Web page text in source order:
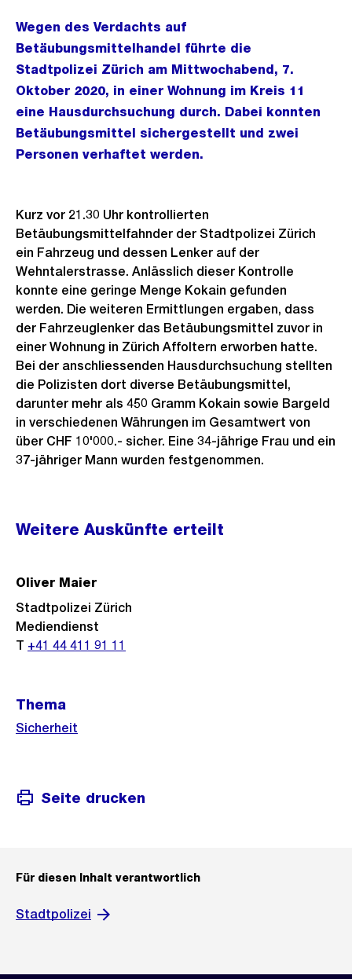
Wegen des Verdachts auf
Betäubungsmittelhandel führte die
Stadtpolizei Zürich am Mittwochabend, 7.
Oktober 2020, in einer Wohnung im Kreis 11
eine Hausdurchsuchung durch. Dabei konnten
Betäubungsmittel sichergestellt und zwei
Personen verhaftet werden.
Kurz vor 21.30 Uhr kontrollierten
Betäubungsmittelfahnder der Stadtpolizei Zürich
ein Fahrzeug und dessen Lenker auf der
Wehntalerstrasse. Anlässlich dieser Kontrolle
konnte eine geringe Menge Kokain gefunden
werden. Die weiteren Ermittlungen ergaben, dass
der Fahrzeuglenker das Betäubungsmittel zuvor in
einer Wohnung in Zürich Affoltern erworben hatte.
Bei der anschliessenden Hausdurchsuchung stellten
die Polizisten dort diverse Betäubungsmittel,
darunter mehr als 450 Gramm Kokain sowie Bargeld
in verschiedenen Währungen im Gesamtwert von
über CHF 10'000.- sicher. Eine 34-jährige Frau und ein
37-jähriger Mann wurden festgenommen.
Weitere
Informationen
Weitere Auskünfte erteilt
Oliver Maier
Stadtpolizei Zürich
Mediendienst
T +41 44 411 91 11
Thema
Sicherheit
Seite drucken
Für diesen Inhalt verantwortlich
Stadtpolizei